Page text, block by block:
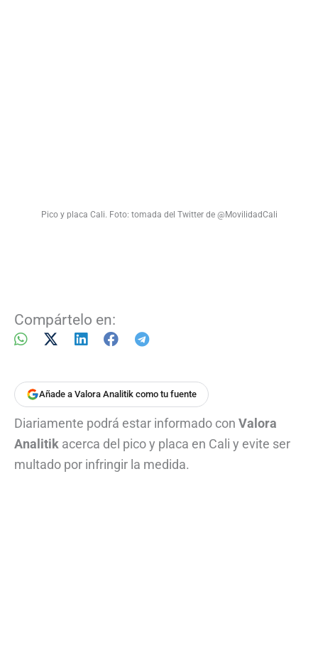
Pico y placa Cali. Foto: tomada del Twitter de @MovilidadCali
Compártelo en:
Añade a Valora Analitik como tu fuente
Diariamente podrá estar informado con Valora
Analitik acerca del pico y placa en Cali y evite ser
multado por infringir la medida.